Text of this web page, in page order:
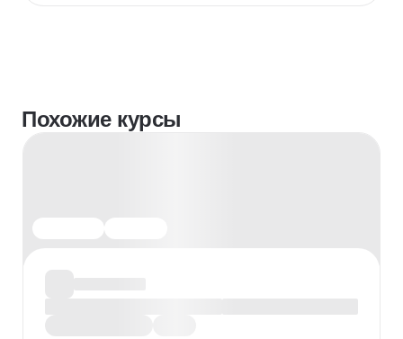
Похожие курсы